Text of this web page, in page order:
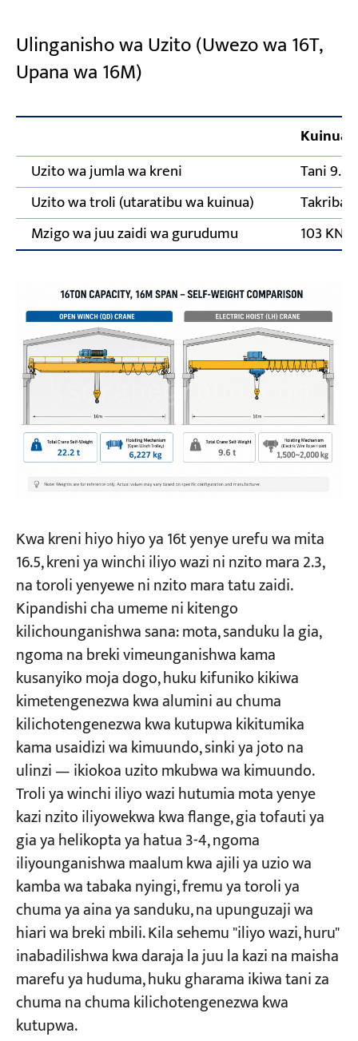
Ulinganisho wa Uzito (Uwezo wa 16T,
Upana wa 16M)
Kuinua
Uzito wa jumla wa kreni
Tani 9.6
Uzito wa troli (utaratibu wa kuinua)
Mzigo wa juu zaidi wa gurudumu
103 KN
Kwa kreni hiyo hiyo ya 16t yenye urefu wa mita
16.5, kreni ya winchi iliyo wazi ni nzito mara 2.3,
na toroli yenyewe ni nzito mara tatu zaidi.
Kipandishi cha umeme ni kitengo
kilichounganishwa sana: mota, sanduku la gia,
ngoma na breki vimeunganishwa kama
kusanyiko moja dogo, huku kifuniko kikiwa
kimetengenezwa kwa alumini au chuma
kilichotengenezwa kwa kutupwa kikitumika
kama usaidizi wa kimuundo, sinki ya joto na
ulinzi — ikiokoa uzito mkubwa wa kimuundo.
Troli ya winchi iliyo wazi hutumia mota yenye
kazi nzito iliyowekwa kwa flange, gia tofauti ya
gia ya helikopta ya hatua 3-4, ngoma
iliyounganishwa maalum kwa ajili ya uzio wa
kamba wa tabaka nyingi, fremu ya toroli ya
chuma ya aina ya sanduku, na upunguzaji wa
hiari wa breki mbili. Kila sehemu "iliyo wazi, huru"
inabadilishwa kwa daraja la juu la kazi na maisha
marefu ya huduma, huku gharama ikiwa tani za
chuma na chuma kilichotengenezwa kwa
kutupwa.